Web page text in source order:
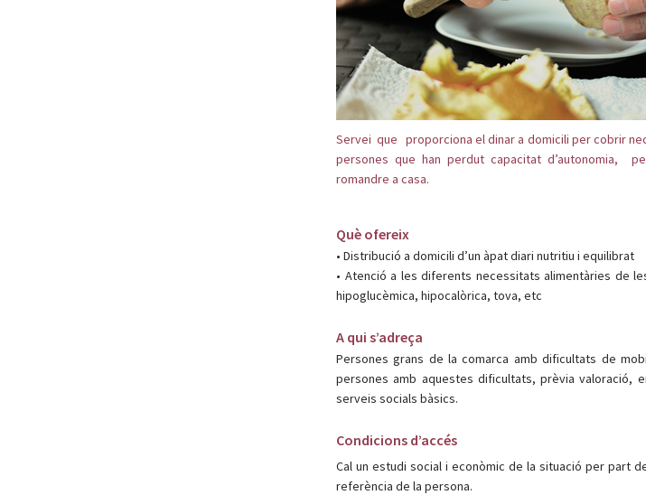
Servei que proporciona el dinar a domicili per cobrir
persones que han perdut capacitat d’autonomia,
romandre a casa.
Què ofereix
• Distribució a domicili d’un àpat diari nutritiu i equilibrat
• Atenció a les diferents necessitats alimentàries de
hipoglucèmica, hipocalòrica, tova, etc
A qui s’adreça
Persones grans de la comarca amb dificultats de
persones amb aquestes dificultats, prèvia valoració,
serveis socials bàsics.
Condicions d’accés
Cal un estudi social i econòmic de la situació per part
referència de la persona.